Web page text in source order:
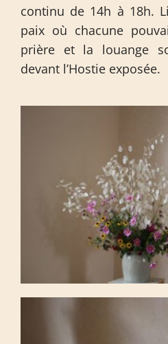
continu de 14h à 18h.
paix où chacune
prière et la louange
devant l’Hostie exposée.